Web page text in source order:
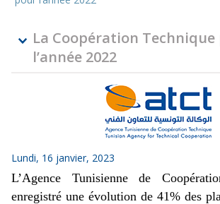
êtes
La Coopération
l’année 2022
Lundi, 16 janvier, 2023
L’Agence Tunisienne de
enregistré une évolution de 41% des